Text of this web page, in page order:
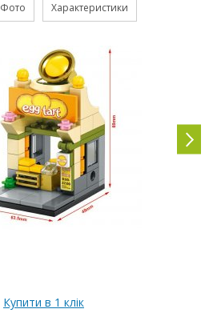
Фото Характеристики
Купити в 1 клік